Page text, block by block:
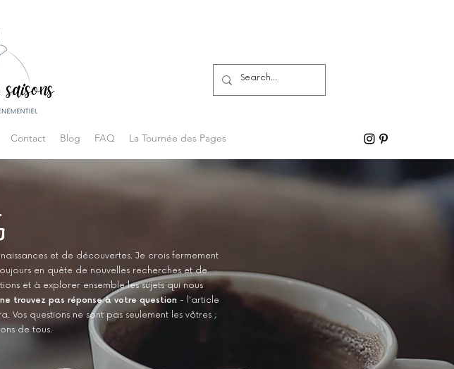
Contact Blog FAQ La Tournée des Pages
et de découvertes. Je crois fermement
en quête de nouvelles recherches et de
et à explorer ensemble les sujets qui nous
trouvez pas réponse à votre question- l'article
questions ne sont pas seulement les vôtres ;
de tous.